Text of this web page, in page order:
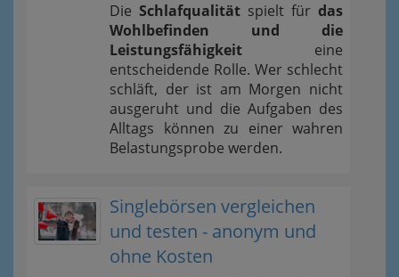
Die Schlafqualität spielt für das
Wohlbefinden und die
Leistungsfähigkeit eine
entscheidende Rolle. Wer schlecht
schläft, der ist am Morgen nicht
ausgeruht und die Aufgaben des
Alltags können zu einer wahren
Belastungsprobe werden.
Singlebörsen vergleichen
und testen - anonym und
ohne Kosten